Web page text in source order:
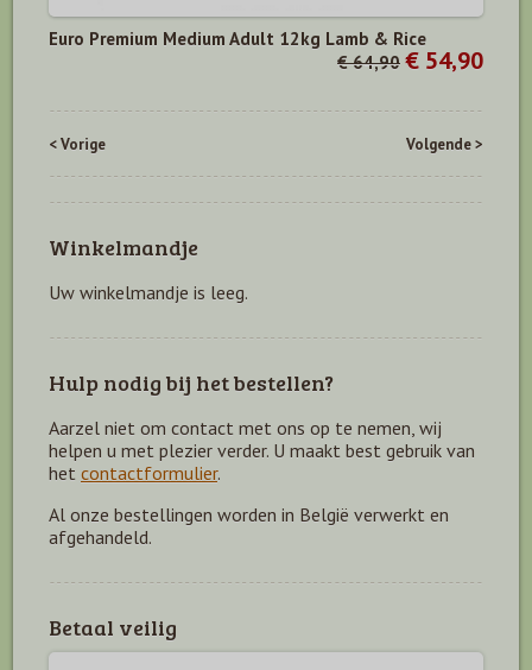
Euro Premium Medium Adult 12kg Lamb & Rice
€ 64,90 € 54,90
< Vorige Volgende >
Winkelmandje
Uw winkelmandje is leeg.
Hulp nodig bij het bestellen?
Aarzel niet om contact met ons op te nemen, wij
helpen u met plezier verder. U maakt best gebruik van
het contactformulier.
Al onze bestellingen worden in België verwerkt en
afgehandeld.
Betaal veilig